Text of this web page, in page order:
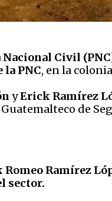
Civil
la PNC, en la
yErick Ramírez
de
Ramírez
sector.